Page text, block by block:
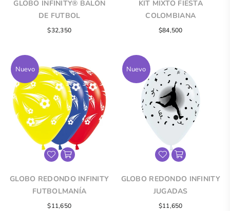
GLOBO INFINITY® BALÓN
DE FUTBOL
$32,350
KIT MIXTO FIESTA
COLOMBIANA
Precio
$84,500
Nuevo
GLOBO REDONDO INFINITY
FUTBOLMANÍA
$11,650
Nuevo
GLOBO REDONDO INFINITY
JUGADAS
$11,650